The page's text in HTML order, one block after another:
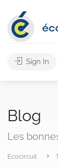
Sign In
Blog
Les
Ecocircuit